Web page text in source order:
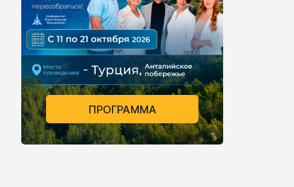
ПРОГРАММА